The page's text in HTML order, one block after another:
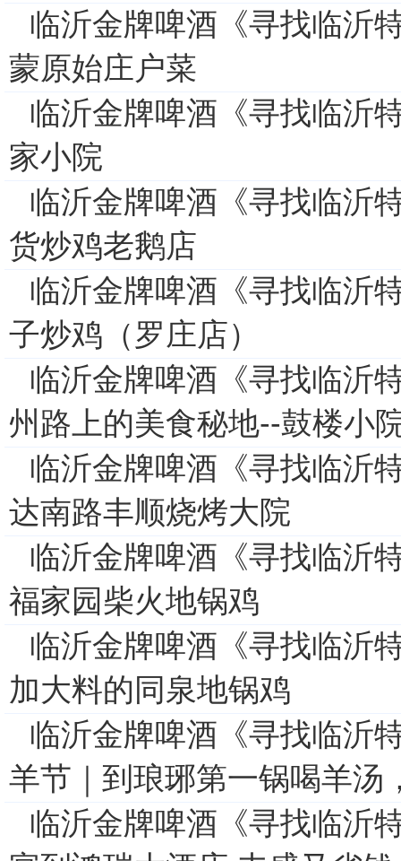
临沂金牌啤酒《寻找临沂
蒙原始庄户菜
临沂金牌啤酒《寻找临沂
家小院
临沂金牌啤酒《寻找临沂
货炒鸡老鹅店
临沂金牌啤酒《寻找临沂
子炒鸡（罗庄店）
临沂金牌啤酒《寻找临沂
州路上的美食秘地--鼓楼小
临沂金牌啤酒《寻找临沂
达南路丰顺烧烤大院
临沂金牌啤酒《寻找临沂
福家园柴火地锅鸡
临沂金牌啤酒《寻找临沂
加大料的同泉地锅鸡
临沂金牌啤酒《寻找临沂
羊节｜到琅琊第一锅喝羊汤
临沂金牌啤酒《寻找临沂